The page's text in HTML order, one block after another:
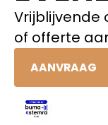
Vrijblijvende
of offerte
AANVRAAG